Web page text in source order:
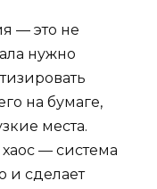
— это не
нужно
на бумаге,
места.
— система
и сделает